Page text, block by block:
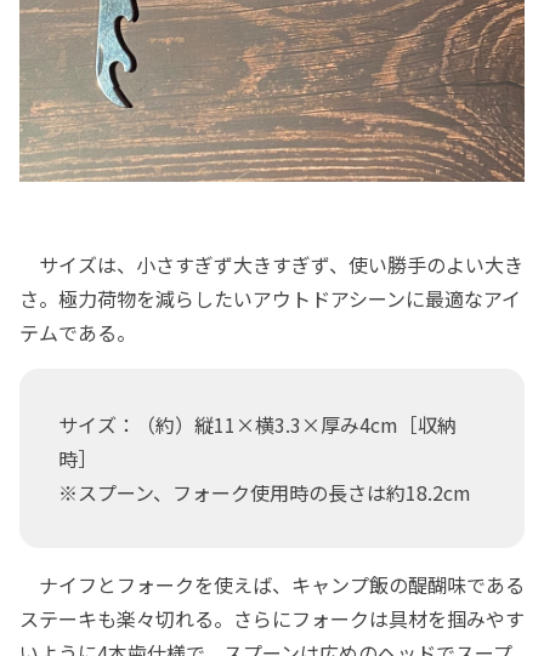
サイズは、小さすぎず大きすぎず、使い勝手のよい大き
さ。極力荷物を減らしたいアウトドアシーンに最適なアイ
テムである。
サイズ：（約）縦11×横3.3×厚み4cm［収納
時］
※スプーン、フォーク使用時の長さは約18.2cm
ナイフとフォークを使えば、キャンプ飯の醍醐味である
ステーキも楽々切れる。さらにフォークは具材を掴みやす